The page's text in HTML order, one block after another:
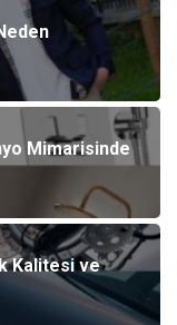
Mimarisinde
Kalitesi ve